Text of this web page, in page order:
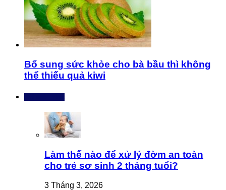
Bổ sung sức khỏe cho bà bầu thì không
thể thiếu quả kiwi
Làm thế nào để xử lý đờm an toàn
cho trẻ sơ sinh 2 tháng tuổi?
3 Tháng 3, 2026